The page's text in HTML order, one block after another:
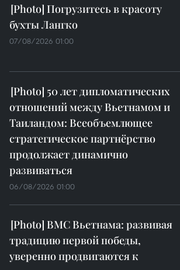
Погрузитесь в красоту
бухты Лангко
07/08/2026 01:00
50 лет дипломатических
отношений между Вьетнамом и
Таиландом: Всеобъемлющее
стратегическое партнёрство
продолжает динамично
развиваться
06/08/2026 01:00
ВМС Вьетнама: развивая
традицию первой победы,
уверенно продвигаются к